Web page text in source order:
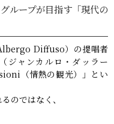
ループが目指す「現代の
Diffuso）の提唱者
ジャンカルロ・ダッラー
（情熱の観光）」とい
のではなく、